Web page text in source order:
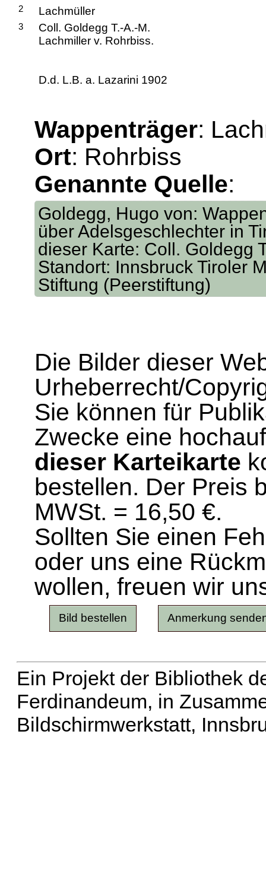
2 Lachmüller
3
Coll. Goldegg T.-A.-M.
Lachmiller v. Rohrbiss.
D.d. L.B. a. Lazarini 1902
Wappenträger:
Ort: Rohrbiss
Genannte Quelle:
Goldegg, Hugo von:
über Adelsgeschlechter in
dieser Karte: Coll. Goldegg
Standort: Innsbruck Tiroler
Stiftung (Peerstiftung)
Die Bilder dieser
Urheberrecht/
Sie können für
Zwecke eine
dieser Karteikarte
bestellen. Der Preis
MWSt. = 16,50 €.
Sollten Sie einen
oder uns eine
wollen, freuen wir
Ein Projekt der Bibliothek
Ferdinandeum, in
Bildschirmwerkstatt,